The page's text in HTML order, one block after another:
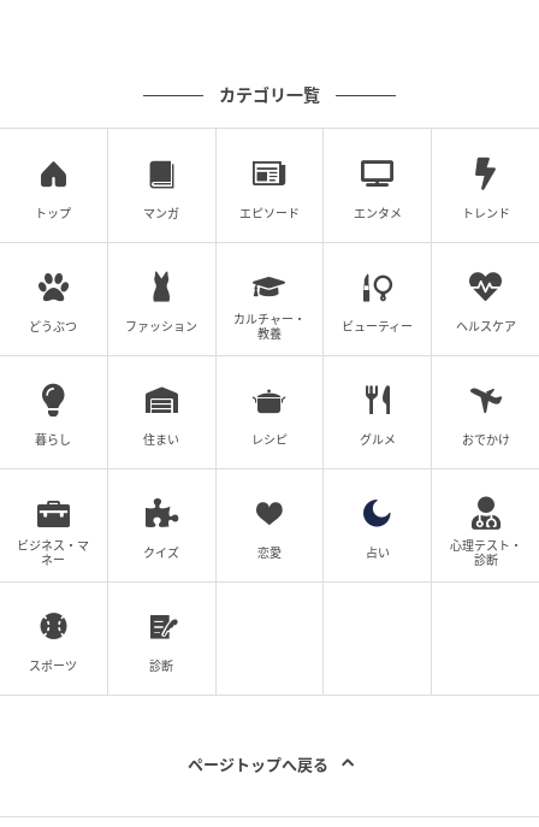
カテゴリ一覧
トップ マンガ エピソード エンタメ トレンド
どうぶつ ファッション
カルチャー・
教養
ビューティー ヘルスケア
暮らし 住まい レシピ グルメ おでかけ
ビジネス・マ
ネー
クイズ 恋愛 占い
心理テスト・
診断
スポーツ 診断
ページトップへ戻る